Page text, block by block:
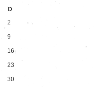
D
2
9
16
23
30